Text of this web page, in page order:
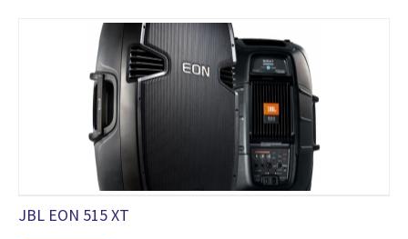
JBL EON 515 XT